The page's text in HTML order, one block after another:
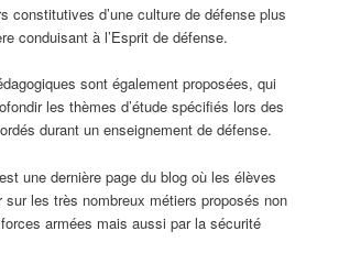
constitutives d’une culture de défense plus
conduisant à l’Esprit de défense.
sont également proposées, qui
les thèmes d’étude spécifiés lors des
durant un enseignement de défense.
une dernière page du blog où les élèves
sur les très nombreux métiers proposés non
armées mais aussi par la sécurité